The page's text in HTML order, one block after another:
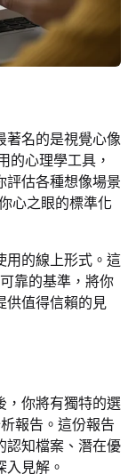
著名的是視覺心像
的心理學工具，
評估各種想像場景
心之眼的標準化
用的線上形式。這
靠的基準，將你
供值得信賴的見
，你將有獨特的選
報告。這份報告
認知檔案、潛在優
見解。